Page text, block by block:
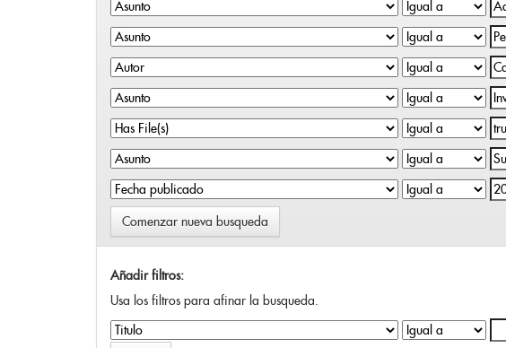
Comenzar nueva busqueda
Añadir filtros:
Usa los filtros para afinar la busqueda.